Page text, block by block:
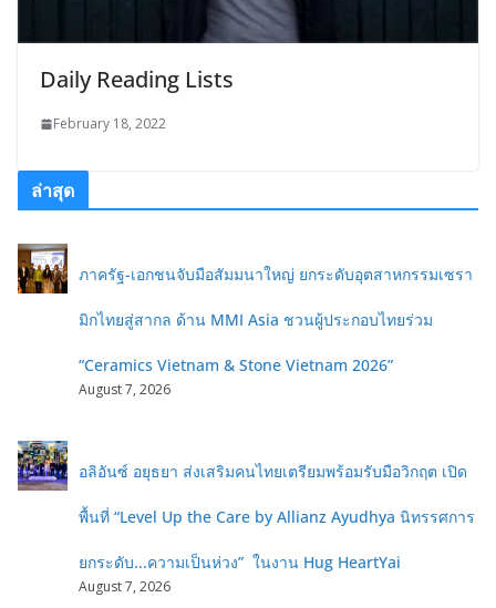
Daily Reading Lists
February 18, 2022
ล่าสุด
ภาครัฐ-เอกชนจับมือสัมมนาใหญ่ ยกระดับอุตสาหกรรมเซรา
มิกไทยสู่สากล ด้าน MMI Asia ชวนผู้ประกอบไทยร่วม
“Ceramics Vietnam & Stone Vietnam 2026”
August 7, 2026
อลิอันซ์ อยุธยา ส่งเสริมคนไทยเตรียมพร้อมรับมือวิกฤต เปิด
พื้นที่ “Level Up the Care by Allianz Ayudhya นิทรรศการ
ยกระดับ...ความเป็นห่วง” ในงาน Hug HeartYai
August 7, 2026